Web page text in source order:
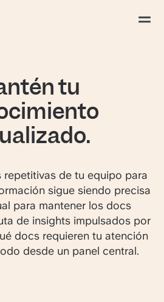
tu
repetitivas de tu equipo para
sigue siendo precisa
para mantener los docs
de insights impulsados por
docs requieren tu atención
desde un panel central.